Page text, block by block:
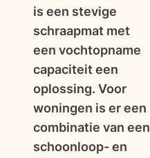
is een stevige
schraapmat met
een vochtopname
capaciteit een
oplossing. Voor
woningen is er een
combinatie van een
schoonloop- en